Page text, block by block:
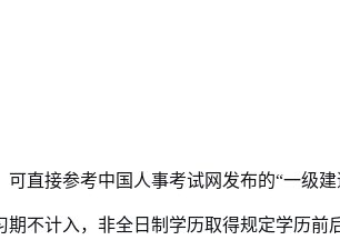
直接参考中国人事考试网发布的“一级建
不计入，非全日制学历取得规定学历前